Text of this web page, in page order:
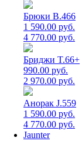
Брюки B.466
1 590.00 руб.
4 770.00 руб.
Бриджи T.66+
990.00 руб.
2 970.00 руб.
Анорак J.559
1 590.00 руб.
4 770.00 руб.
Jaunter